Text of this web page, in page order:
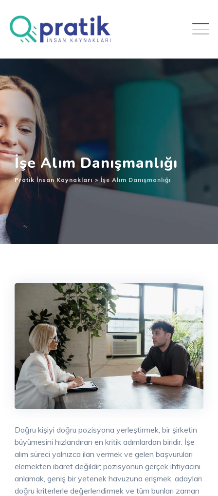
İşe Alım Danışmanlığı
Pratik İnsan Kaynakları >İşe Alım Danışmanlığı
Doğru kişiyi doğru pozisyona yerleştirmek, bir şirketin
büyümesini hızlandıran en kritik adımlardan biridir. İşe
alım süreci yalnızca ilan vermek ve gelen başvuruları
elemekten ibaret değildir; pozisyonun gerçek ihtiyacını
anlamak, geniş bir yetenek havuzuna erişmek, adayları
doğru kriterlerle değerlendirmek ve tüm bunları zaman